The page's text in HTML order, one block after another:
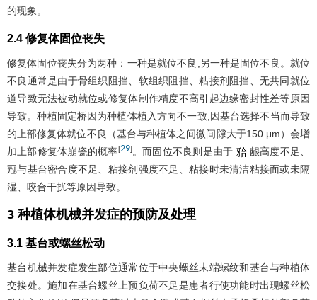
的现象。
2.4 修复体固位丧失
修复体固位丧失分为两种：一种是就位不良,另一种是固位不良。就位
不良通常是由于骨组织阻挡、软组织阻挡、粘接剂阻挡、无共同就位
道导致无法被动就位或修复体制作精度不高引起边缘密封性差等原因
导致。种植固定桥因为种植体植入方向不一致,因基台选择不当而导致
的上部修复体就位不良（基台与种植体之间微间隙大于150 μm）会增
加上部修复体崩瓷的概率[29]。而固位不良则是由于
龈高度不足、
冠与基台密合度不足、粘接剂强度不足、粘接时未清洁粘接面或未隔
湿、咬合干扰等原因导致。
3 种植体机械并发症的预防及处理
3.1 基台或螺丝松动
基台机械并发症发生部位通常位于中央螺丝末端螺纹和基台与种植体
交接处。施加在基台螺丝上预负荷不足是患者行使功能时出现螺丝松